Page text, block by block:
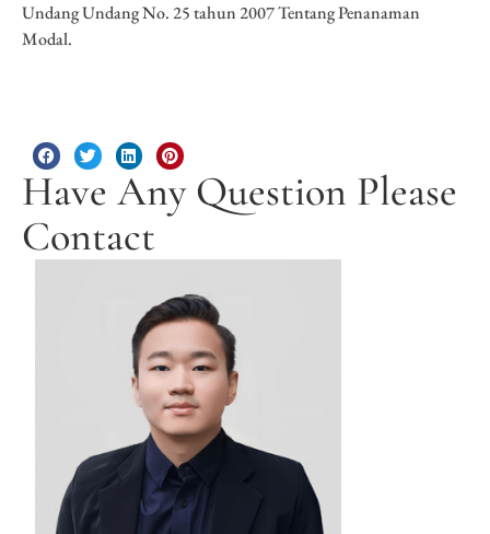
Undang Undang No. 25 tahun 2007 Tentang Penanaman
Modal.
Have Any Question Please
Contact